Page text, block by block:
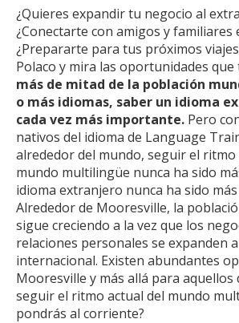
¿Quieres expandir tu negocio al
¿Conectarte con amigos y familiares
¿Prepararte para tus próximos
Polaco y mira las oportunidades que
más de mitad de la población
o más idiomas, saber un idioma
cada vez más importante. Pero
nativos del idioma de Language
alrededor del mundo, seguir el
mundo multilingüe nunca ha sido
idioma extranjero nunca ha sido
Alrededor de Mooresville, la
sigue creciendo a la vez que los
relaciones personales se expanden
internacional. Existen abundantes
Mooresville y más allá para aquellos
seguir el ritmo actual del mundo
pondrás al corriente?